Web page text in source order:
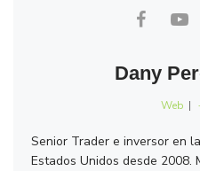
Dany
Web |
Senior Trader e inversor en
Estados Unidos desde 2008.